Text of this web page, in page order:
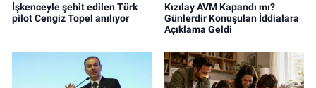
İşkenceyle şehit edilen Türk
pilot Cengiz Topel anılıyor
Kızılay AVM Kapandı mı?
Günlerdir Konuşulan İddialara
Açıklama Geldi